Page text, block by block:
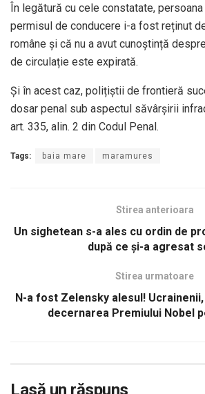
În legătură cu cele constatate,
permisul de conducere i-a fost reținut
române și că nu a avut cunoștință
de circulație este expirată.
Și în acest caz, polițiștii de frontieră
dosar penal sub aspectul săvârșirii
art. 335, alin. 2 din Codul Penal.
Tags: baia mare maramures
Stirea anterioara
Un sighetean s-a ales cu ordin de
după ce şi-a agresat
Stirea urmatoare
N-a fost Zelensky alesul!
decernarea Premiului Nobel
Lasă un răspuns